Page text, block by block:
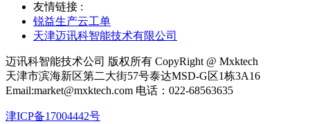
友情链接 :
锐益生产云工单
天津迈讯科智能技术有限公司
迈讯科智能技术公司 版权所有 CopyRight @ Mxktech
天津市滨海新区第二大街57号泰达MSD-G区1栋3A16
Email:market@mxktech.com 电话：022-68563635
津ICP备17004442号